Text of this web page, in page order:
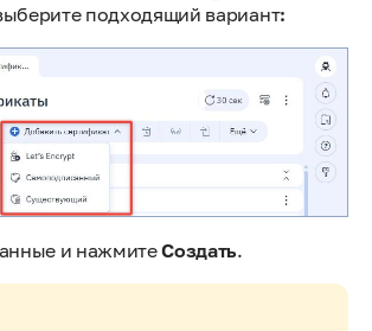
подходящий вариант:
и нажмитеСоздать.